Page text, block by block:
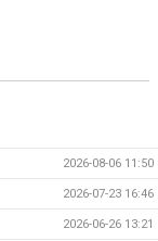
2026-08-06 11:50
2026-07-23 16:46
2026-06-26 13:21